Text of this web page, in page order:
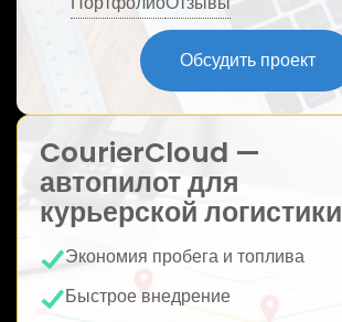
Обсудить проект
CourierCloud —
автопилот для
курьерской логистики
Экономия пробега и топлива
Быстрое внедрение